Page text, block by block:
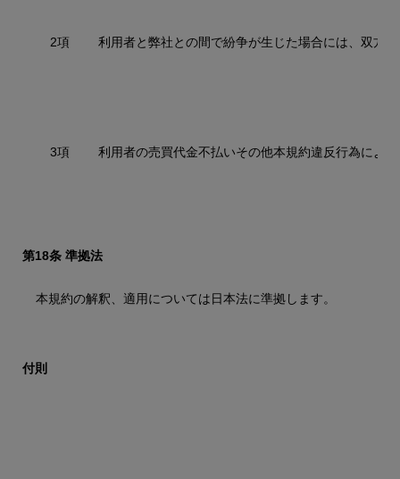
2項 利用者と弊社との間で紛争が生じた場合には、双方
3項 利用者の売買代金不払いその他本規約違反行為によ
第18条 準拠法
本規約の解釈、適用については日本法に準拠します。
付則